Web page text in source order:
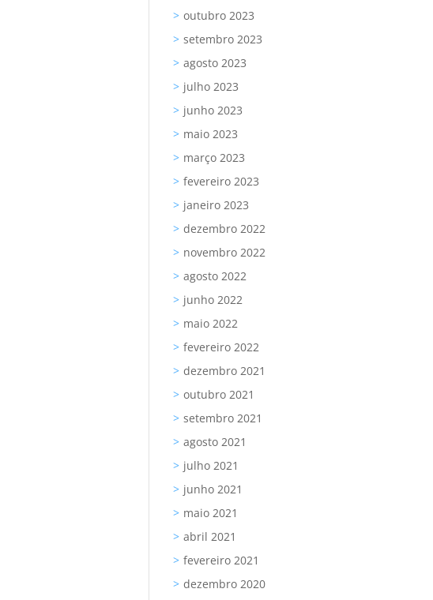
outubro 2023
setembro 2023
agosto 2023
julho 2023
junho 2023
maio 2023
março 2023
fevereiro 2023
janeiro 2023
dezembro 2022
novembro 2022
agosto 2022
junho 2022
maio 2022
fevereiro 2022
dezembro 2021
outubro 2021
setembro 2021
agosto 2021
julho 2021
junho 2021
maio 2021
abril 2021
fevereiro 2021
dezembro 2020